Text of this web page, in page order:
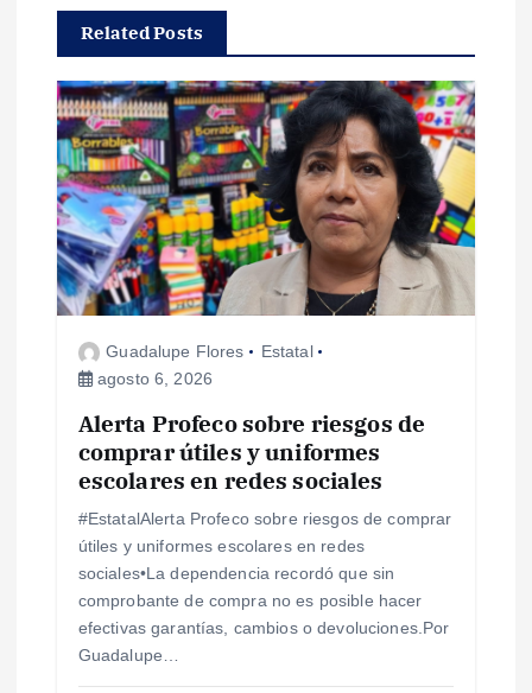
a
c
ó
n
d
Related Posts
Guadalupe Flores
Estatal
agosto 6, 2026
Alerta Profeco sobre riesgos de
comprar útiles y uniformes
escolares en redes sociales
#EstatalAlerta Profeco sobre riesgos de comprar
útiles y uniformes escolares en redes
sociales•La dependencia recordó que sin
comprobante de compra no es posible hacer
efectivas garantías, cambios o devoluciones.Por
Guadalupe…